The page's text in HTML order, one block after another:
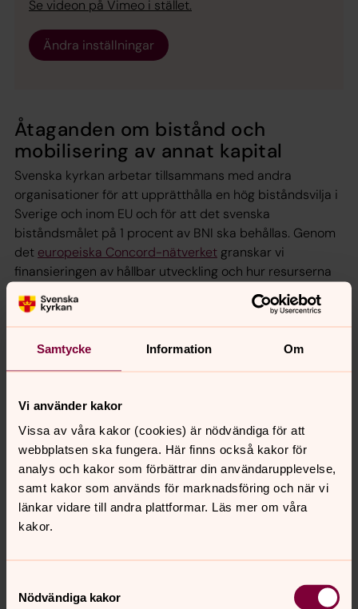
Samtycke Information Om
Vi använder kakor
Vissa av våra kakor (cookies) är nödvändiga för att
webbplatsen ska fungera. Här finns också kakor för
analys och kakor som förbättrar din användarupplevelse,
samt kakor som används för marknadsföring och när vi
länkar vidare till andra plattformar. Läs mer om våra
kakor.
Nödvändiga kakor
Se videon på Vimeo i stället.
Ändra inställningar
Åtaganden om bistånd och
mobilisering av annat kapital
Svenska kyrkan arbetar tillsammans med andra
organisationer för att upprätthålla en hög biståndsvilja i
Sverige och inom EU och för att det svenska
biståndsmålet på 1 procent av BNI ska behållas. Genom
det europeiska Concord-nätverket granskar vi
finansieringen av hållbar utveckling och hur resurserna
Genom
Institutional Investors Group on Climate Change
av långsiktiga politiska spelregler för att se till att privat
kapital i större utsträckning ska investeras i klimatvänlig
företag som bidrar till innovation och tekniköverföring till
mindre utvecklade länder och regioner.
Viktigt med politik för global utveckling
(PGU)
Svenska kyrkan har under lång tid verkat för att politik
praktiken, dvs Agendan 2030:s delmål 17.14 ”Stärk
politisk samstämmighet för hållbar utveckling”. Vi
välkomnar detriksdagsbundna målet för hållbar